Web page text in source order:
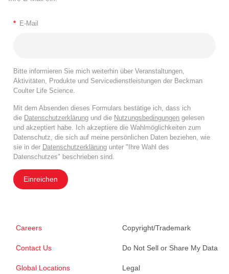
* E-Mail
Bitte informieren Sie mich weiterhin über Veranstaltungen,
Aktivitäten, Produkte und Servicedienstleistungen der Beckman
Coulter Life Science.
Mit dem Absenden dieses Formulars bestätige ich, dass ich
die Datenschutzerklärung und die Nutzungsbedingungen gelesen
und akzeptiert habe. Ich akzeptiere die Wahlmöglichkeiten zum
Datenschutz, die sich auf meine persönlichen Daten beziehen, wie
sie in der Datenschutzerklärung unter "Ihre Wahl des
Datenschutzes" beschrieben sind.
Einreichen
Careers
Contact Us
Global Locations
Copyright/Trademark
Do Not Sell or Share My Data
Legal